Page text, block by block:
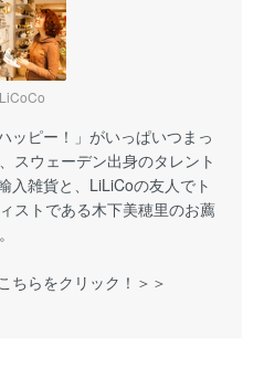
ッピー！」がいっぱいつまっ
スウェーデン出身のタレント
入雑貨と、LiLiCoの友人でト
ストである木下美穂里のお薦
ちらをクリック！＞＞